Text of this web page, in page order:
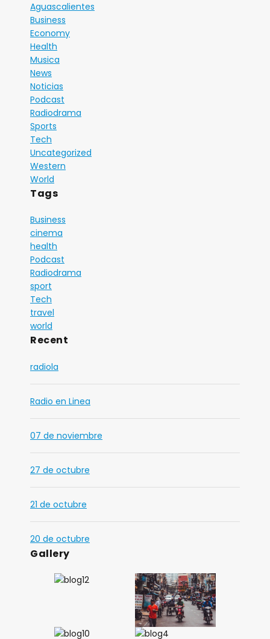
Aguascalientes
Business
Economy
Health
Musica
News
Noticias
Podcast
Radiodrama
Sports
Tech
Uncategorized
Western
World
Tags
Business
cinema
health
Podcast
Radiodrama
sport
Tech
travel
world
Recent
radiola
Radio en Linea
07 de noviembre
27 de octubre
21 de octubre
20 de octubre
Gallery